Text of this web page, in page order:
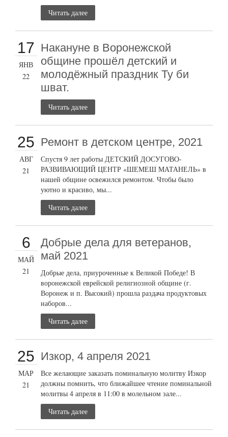
Читать далее
17
ЯНВ
22
Накануне в Воронежской
общине прошёл детский и
молодёжный праздник Ту би
шват.
Читать далее
25
АВГ
21
Ремонт в детском центре, 2021
Спустя 9 лет работы ДЕТСКИЙ ДОСУГОВО-
РАЗВИВАЮЩИЙ ЦЕНТР «ШЕМЕШ МАТАНЕЛЬ» в
нашей общине освежился ремонтом. Чтобы было
уютно и красиво, мы...
Читать далее
6
МАЙ
21
Добрые дела для ветеранов,
май 2021
Добрые дела, приуроченные к Великой Победе! В
воронежской еврейской религиозной общине (г.
Воронеж и п. Высокий) прошла раздача продуктовых
наборов...
Читать далее
25
МАР
21
Изкор, 4 апреля 2021
Все желающие заказать поминальную молитву Изкор
должны помнить, что ближайшее чтение поминальной
молитвы 4 апреля в 11:00 в молельном зале...
Читать далее